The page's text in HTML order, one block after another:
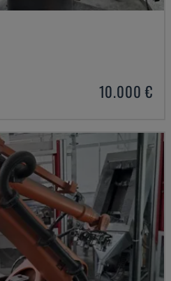
10.000 €